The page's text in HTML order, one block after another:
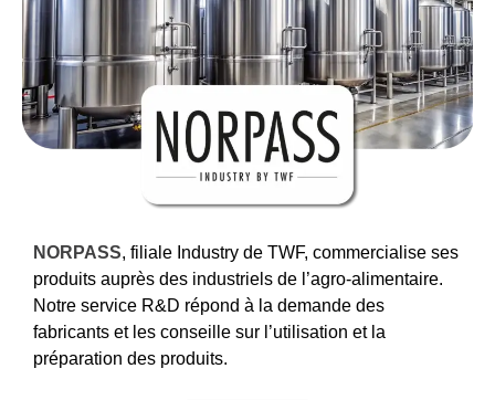
NORPASS, filiale Industry de TWF, commercialise ses
produits auprès des industriels de l’agro-alimentaire.
Notre service R&D répond à la demande des
fabricants et les conseille sur l’utilisation et la
préparation des produits.